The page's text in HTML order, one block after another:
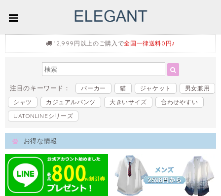
12,999円以上のご購入で全国一律送料0円♪
注目のキーワード： パーカー 猫 ジャケット
男女兼用
シャツ
カジュアルパンツ 大きいサイズ
合わせやすい
UATONLINEシリーズ
お得な情報